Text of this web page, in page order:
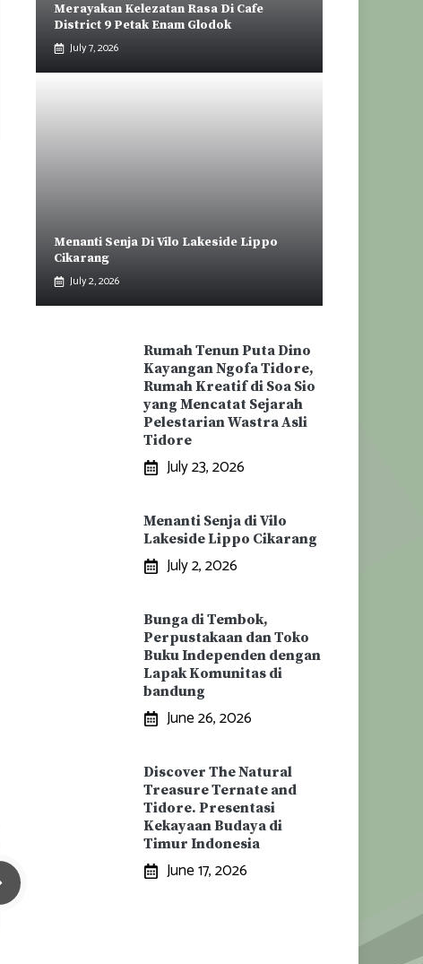
Merayakan Kelezatan Rasa Di Cafe
District 9 Petak Enam Glodok
July 7, 2026
Menanti Senja Di Vilo Lakeside Lippo
Cikarang
July 2, 2026
Rumah Tenun Puta Dino
Kayangan Ngofa Tidore,
Rumah Kreatif di Soa Sio
yang Mencatat Sejarah
Pelestarian Wastra Asli
Tidore
July 23, 2026
Menanti Senja di Vilo
Lakeside Lippo Cikarang
July 2, 2026
Bunga di Tembok,
Perpustakaan dan Toko
Buku Independen dengan
Lapak Komunitas di
bandung
June 26, 2026
Discover The Natural
Treasure Ternate and
Tidore. Presentasi
Kekayaan Budaya di
Timur Indonesia
June 17, 2026